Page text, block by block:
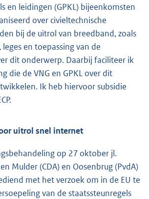
en leidingen (GPKL) bijeenkomsten
over civieltechnische
bij de uitrol van breedband, zoals
en toepassing van de
dit onderwerp. Daarbij faciliteer ik
die de VNG en GPKL over dit
Ik heb hiervoor subsidie
uitrol snel internet
op 27 oktober jl.
Mulder (CDA) en Oosenbrug (PvdA)
met het verzoek om in de EU te
van de staatssteunregels